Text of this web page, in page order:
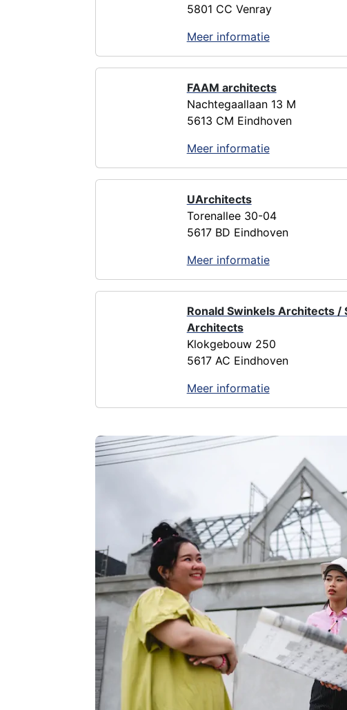
5801 CC Venray
Meer informatie
FAAM architects
Nachtegaallaan 13 M
5613 CM Eindhoven
Meer informatie
UArchitects
Torenallee 30-04
5617 BD Eindhoven
Meer informatie
Ronald Swinkels Architects /
Architects
Klokgebouw 250
5617 AC Eindhoven
Meer informatie